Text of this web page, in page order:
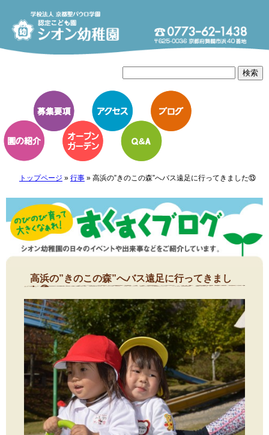
トップページ » 行事» 高浜の”きのこの森”へバス遠足に行ってきました⑬
高浜の”きのこの森”へバス遠足に行ってきまし
た⑬